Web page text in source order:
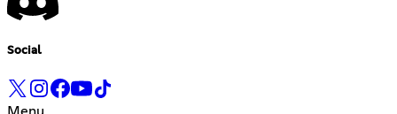
Social